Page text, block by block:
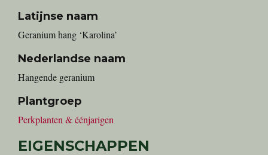
Latijnse naam
Geranium hang ‘Karolina’
Nederlandse naam
hangende geranium
Plantgroep
Perkplanten & éénjarigen
EIGENSCHAPPEN